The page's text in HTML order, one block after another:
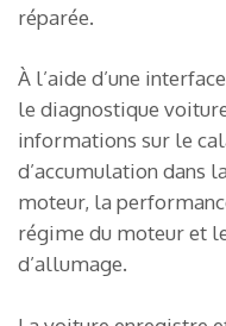
réparée.
À l’aide d’une
le diagnostique
informations sur le
d’accumulation dans
moteur, la
régime du moteur et
d’allumage.